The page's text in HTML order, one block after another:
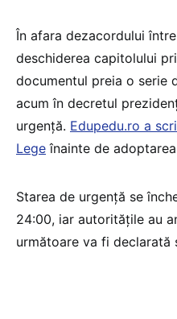
În afara dezacordului
deschiderea capitolului
documentul preia o serie
acum în decretul
urgență. Edupedu.ro a
Lege înainte de
Starea de urgență se
24:00, iar autoritățile au
următoare va fi declarată